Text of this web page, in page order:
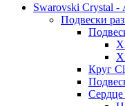
Swarovski Crystal -
Подвески
Круг
Сердце